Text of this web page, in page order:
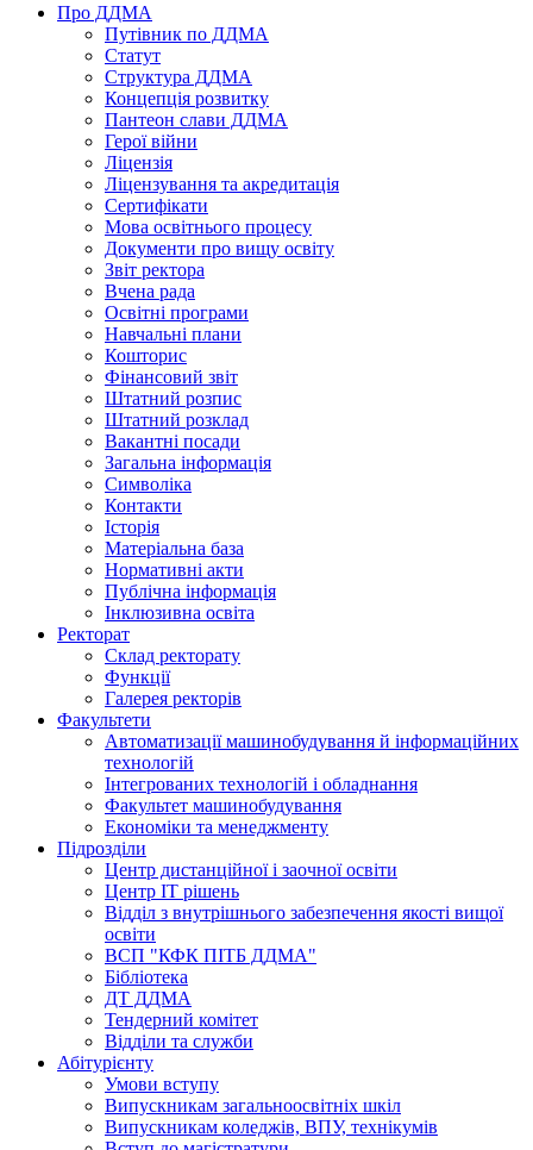
Про ДДМА
Путівник по ДДМА
Статут
Структура ДДМА
Концепція розвитку
Пантеон слави ДДМА
Герої війни
Ліцензія
Ліцензування та акредитація
Сертифікати
Мова освітнього процесу
Документи про вищу освіту
Звіт ректора
Вчена рада
Освітні програми
Навчальні плани
Кошторис
Фінансовий звіт
Штатний розпис
Штатний розклад
Вакантні посади
Загальна інформація
Символіка
Контакти
Історія
Матеріальна база
Нормативні акти
Публічна інформація
Інклюзивна освіта
Ректорат
Склад ректорату
Функції
Галерея ректорів
Факультети
Автоматизації машинобудування й інформаційних
технологій
Інтегрованих технологій і обладнання
Факультет машинобудування
Економіки та менеджменту
Підрозділи
Центр дистанційної і заочної освіти
Центр ІТ рішень
Відділ з внутрішнього забезпечення якості вищої
освіти
ВСП "КФК ПІТБ ДДМА"
Бібліотека
ДТ ДДМА
Тендерний комітет
Відділи та служби
Абітурієнту
Умови вступу
Випускникам загальноосвітніх шкіл
Випускникам коледжів, ВПУ, технікумів